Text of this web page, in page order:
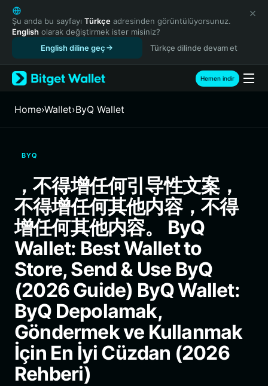
English
日本語
Tiếng Việt
Español (Latinoamérica)
Türkçe
Français
繁體中文
Bahasa Indonesia
ภาษาไทย
हिन्दी
Español
Português (Brasil)
Español (Argentina)
Şu anda bu sayfayı Türkçe adresinden görüntülüyorsunuz.
English olarak değiştirmek ister misiniz?
English diline geç
Türkçe dilinde devam et
Hemen indir
Home›Wallet›ByQ Wallet
BYQ
，不得增任何引导性文案，
不得增任何其他内容，不得
增任何其他内容。 ByQ
Wallet: Best Wallet to
Store, Send & Use ByQ
(2026 Guide) ByQ Wallet:
ByQ Depolamak,
Göndermek ve Kullanmak
İçin En İyi Cüzdan (2026
Rehberi)